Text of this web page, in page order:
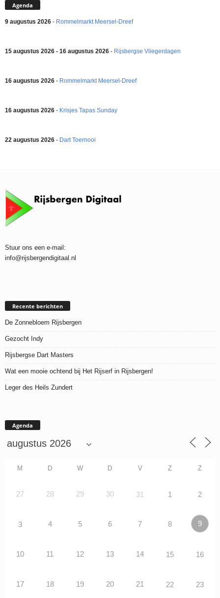
Agenda
9 augustus 2026 - Rommelmarkt Meersel-Dreef
15 augustus 2026 - 16 augustus 2026 - Rijsbergse Vliegerdagen
16 augustus 2026 - Rommelmarkt Meersel-Dreef
16 augustus 2026 - Krisjes Tapas Sunday
22 augustus 2026 - Dart Toernooi
Stuur ons een e-mail:
info@rijsbergendigitaal.nl
Recente berichten
De Zonnebloem Rijsbergen
Gezocht Indy
Rijsbergse Dart Masters
Wat een mooie ochtend bij Het Rijserf in Rijsbergen!
Leger des Heils Zundert
Agenda
M D W D V Z Z
27 28 29 30 31 1 2
3 4 5 6 7 8 9
10 11 12 13 14 15 16
17 18 19 20 21 22 23